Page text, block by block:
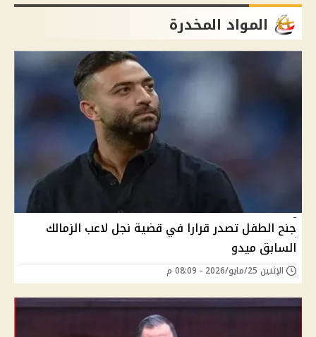
المواد المخدرة
جنح الطفل تصدر قرارا في قضية نجل لاعب الزمالك
السابق ميدو
الإثنين 25/مايو/2026 - 08:09 م